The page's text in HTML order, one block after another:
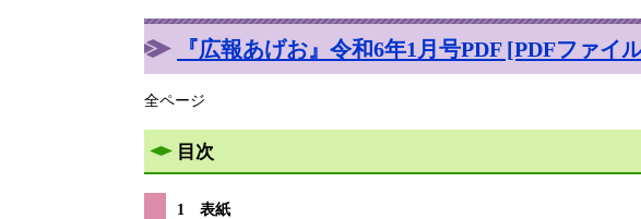
『広報あげお』令和6年1月号PDF [PDFファイ
全ページ
目次
1 表紙